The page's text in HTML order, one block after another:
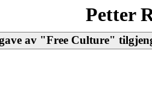
Petter
av "Free Culture"